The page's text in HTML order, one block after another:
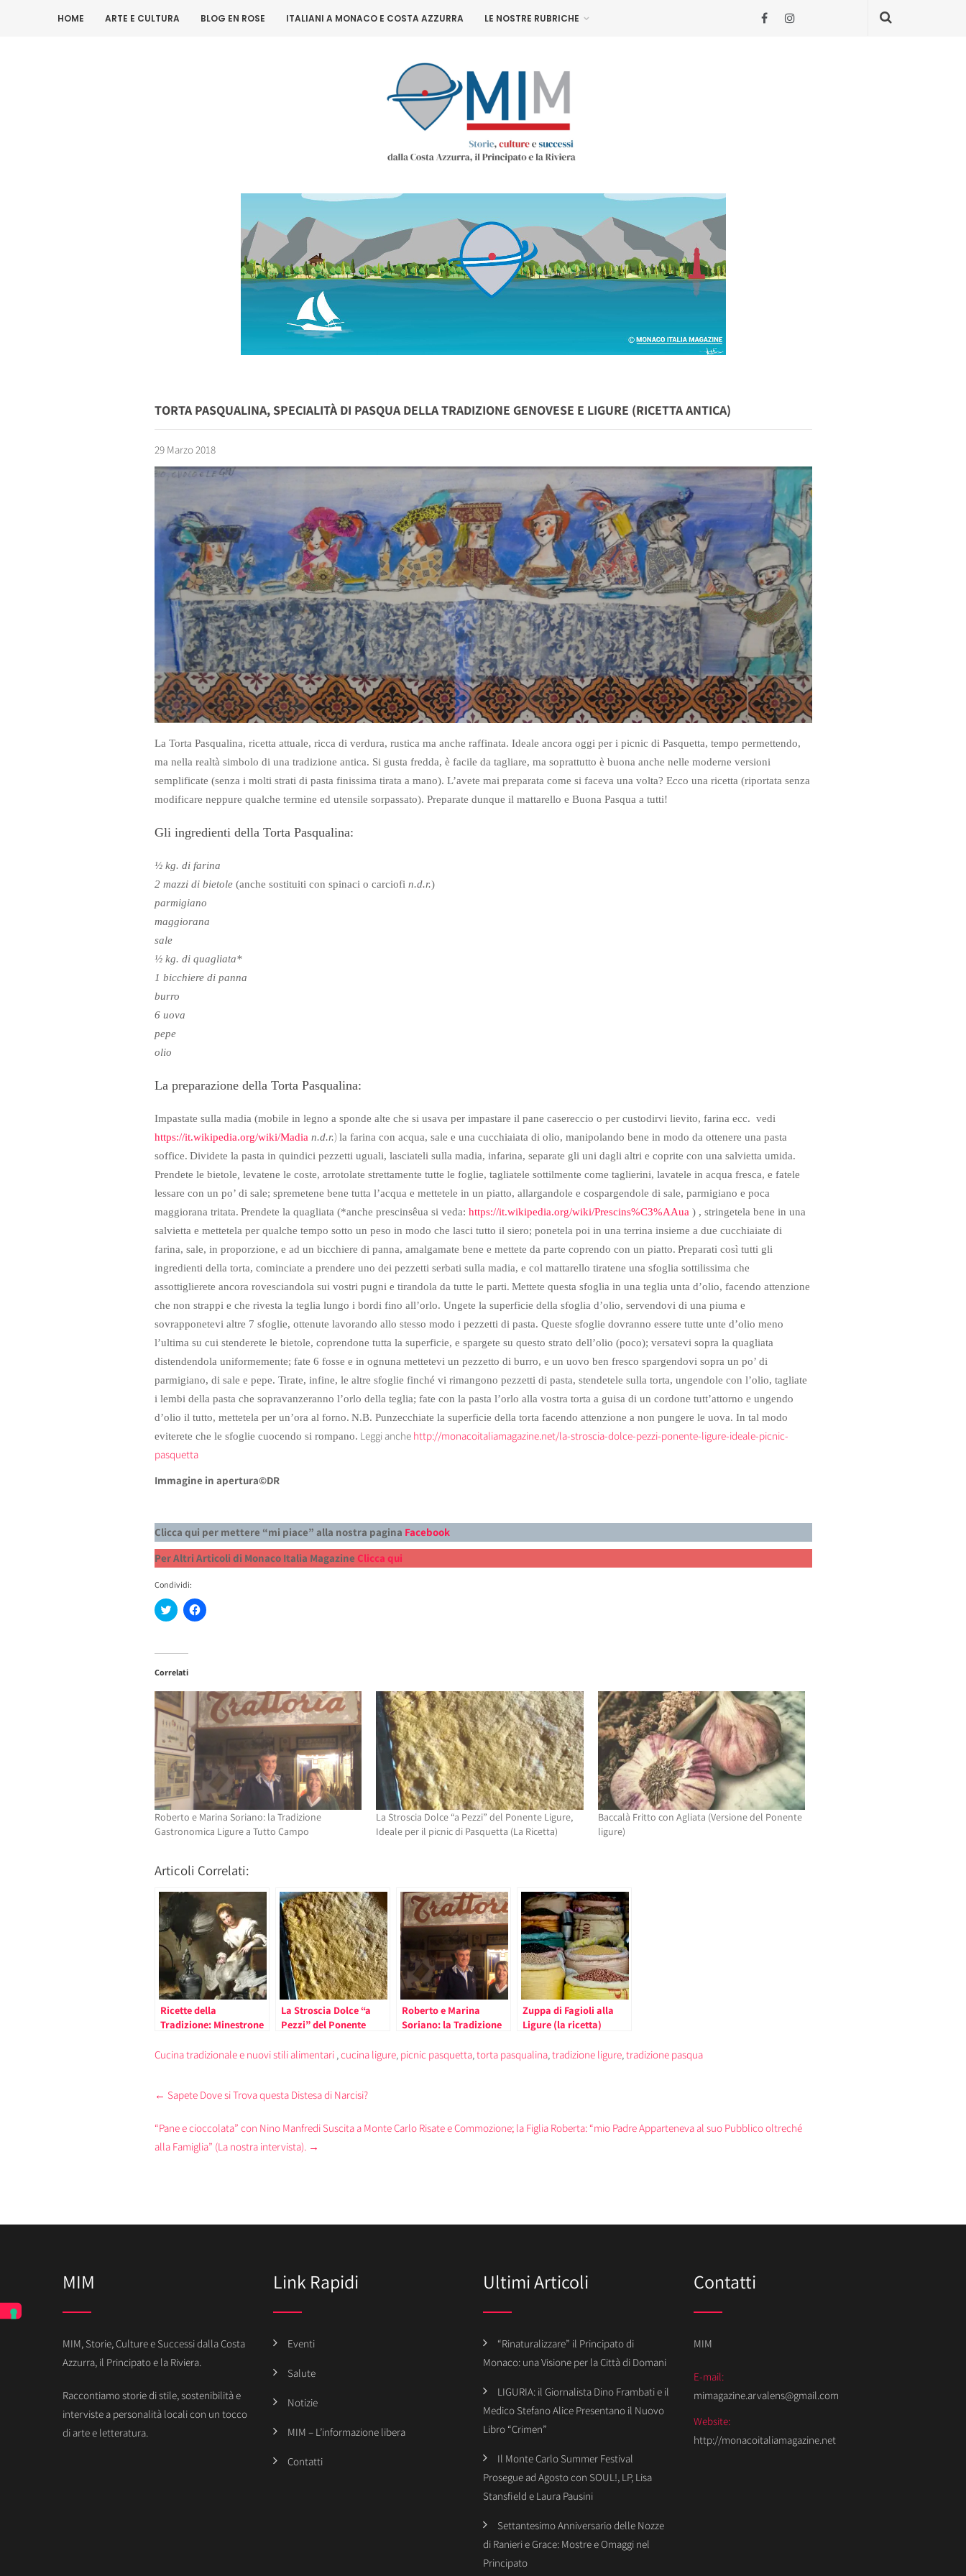
HOME ARTE E CULTURA BLOG EN ROSE ITALIANI A MONACO E COSTA AZZURRA LE NOSTRE RUBRICHE
TORTA PASQUALINA, SPECIALITÀ DI PASQUA DELLA TRADIZIONE GENOVESE E LIGURE (RICETTA ANTICA)
29 Marzo 2018
La Torta Pasqualina, ricetta attuale, ricca di verdura, rustica ma anche raffinata. Ideale ancora oggi per i picnic di Pasquetta, tempo permettendo,
ma nella realtà simbolo di una tradizione antica. Si gusta fredda, è facile da tagliare, ma soprattutto è buona anche nelle moderne versioni
semplificate (senza i molti strati di pasta finissima tirata a mano). L’avete mai preparata come si faceva una volta? Ecco una ricetta (riportata senza
modificare neppure qualche termine ed utensile sorpassato). Preparate dunque il mattarello e Buona Pasqua a tutti!
Gli ingredienti della Torta Pasqualina:
½ kg. di farina
2 mazzi di bietole (anche sostituiti con spinaci o carciofi n.d.r.)
parmigiano
maggiorana
sale
½ kg. di quagliata*
1 bicchiere di panna
burro
6 uova
pepe
olio
La preparazione della Torta Pasqualina:
Impastate sulla madia (mobile in legno a sponde alte che si usava per impastare il pane casereccio o per custodirvi lievito, farina ecc. vedi
https://it.wikipedia.org/wiki/Madia n.d.r.) la farina con acqua, sale e una cucchiaiata di olio, manipolando bene in modo da ottenere una pasta
soffice. Dividete la pasta in quindici pezzetti uguali, lasciateli sulla madia, infarina, separate gli uni dagli altri e coprite con una salvietta umida.
Prendete le bietole levatene le coste, arrotolate strettamente tutte le foglie, tagliatele sottilmente come taglierini, lavatele in acqua fresca, e fatele
lessare con un po’ di sale; spremetene bene tutta l’acqua e mettetele in un piatto, allargandole e cospargendole di sale, parmigiano e poca
maggiorana tritata. Prendete la quagliata (*anche prescinsêua si veda: https://it.wikipedia.org/wiki/Prescins%C3%AAua ) , stringetela bene in una
salvietta e mettetela per qualche tempo sotto un peso in modo che lasci tutto il siero; ponetela poi in una terrina insieme a due cucchiaiate di
farina, sale, in proporzione, e ad un bicchiere di panna, amalgamate bene e mettete da parte coprendo con un piatto. Preparati così tutti gli
ingredienti della torta, cominciate a prendere uno dei pezzetti serbati sulla madia, e col mattarello tiratene una sfoglia sottilissima che
assottiglierete ancora rovesciandola sui vostri pugni e tirandola da tutte le parti. Mettete questa sfoglia in una teglia unta d’olio, facendo attenzione
che non strappi e che rivesta la teglia lungo i bordi fino all’orlo. Ungete la superficie della sfoglia d’olio, servendovi di una piuma e
sovrapponetevi altre 7 sfoglie, ottenute lavorando allo stesso modo i pezzetti di pasta. Queste sfoglie dovranno essere tutte unte d’olio meno
l’ultima su cui stenderete le bietole, coprendone tutta la superficie, e spargete su questo strato dell’olio (poco); versatevi sopra la quagliata
distendendola uniformemente; fate 6 fosse e in ognuna mettetevi un pezzetto di burro, e un uovo ben fresco spargendovi sopra un po’ di
parmigiano, di sale e pepe. Tirate, infine, le altre sfoglie finché vi rimangono pezzetti di pasta, stendetele sulla torta, ungendole con l’olio, tagliate
i lembi della pasta che sopravanzeranno l’orlo della teglia; fate con la pasta l’orlo alla vostra torta a guisa di un cordone tutt’attorno e ungendo
d’olio il tutto, mettetela per un’ora al forno. N.B. Punzecchiate la superficie della torta facendo attenzione a non pungere le uova. In tal modo
eviterete che le sfoglie cuocendo si rompano. Leggi anche http://monacoitaliamagazine.net/la-stroscia-dolce-pezzi-ponente-ligure-ideale-picnic-
pasquetta
Immagine in apertura©DR
Clicca qui per mettere “mi piace” alla nostra pagina Facebook
Per Altri Articoli di Monaco Italia Magazine Clicca qui
Condividi:
Fai
clic
su
(Si
in
una
nuova
finestra)
Fai
clic
una
nuova
finestra)
Correlati
Roberto e Marina Soriano: la Tradizione
Gastronomica Ligure a Tutto Campo
La Stroscia Dolce “a Pezzi” del Ponente Ligure,
Ideale per il picnic di Pasquetta (La Ricetta)
Baccalà Fritto con Agliata (Versione del Ponente
ligure)
Articoli Correlati:
Ricette della
Tradizione: Minestrone
e Brichetti
La Stroscia Dolce “a
Pezzi” del Ponente
picnic di Pasquetta (La
Roberto e Marina
Soriano: la Tradizione
Tutto Campo
Zuppa di Fagioli alla
Ligure (la ricetta)
Cucina tradizionale e nuovi stili alimentari , cucina ligure, picnic pasquetta, torta pasqualina, tradizione ligure, tradizione pasqua
Post
navigation
← Sapete Dove si Trova questa Distesa di Narcisi?
“Pane e cioccolata” con Nino Manfredi Suscita a Monte Carlo Risate e Commozione; la Figlia Roberta: “mio Padre Apparteneva al suo Pubblico oltreché
alla Famiglia” (La nostra intervista). →
MIM
MIM, Storie, Culture e Successi dalla Costa
Azzurra, il Principato e la Riviera.
Raccontiamo storie di stile, sostenibilità e
interviste a personalità locali con un tocco
di arte e letteratura.
Link Rapidi
Eventi
Salute
Notizie
MIM – L’informazione libera
Contatti
Ultimi Articoli
“Rinaturalizzare” il Principato di
Monaco: una Visione per la Città di Domani
LIGURIA: il Giornalista Dino Frambati e il
Medico Stefano Alice Presentano il Nuovo
Libro “Crimen”
Il Monte Carlo Summer Festival
Prosegue ad Agosto con SOUL!, LP, Lisa
Stansfield e Laura Pausini
Settantesimo Anniversario delle Nozze
di Ranieri e Grace: Mostre e Omaggi nel
Principato
Contatti
MIM
E-mail:
mimagazine.arvalens@gmail.com
Website:
http://monacoitaliamagazine.net